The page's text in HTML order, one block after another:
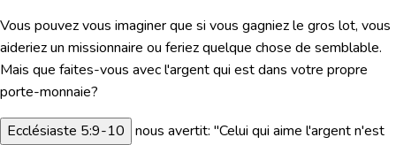
Vous pouvez vous imaginer que si vous gagniez le gros lot, vous
aideriez un missionnaire ou feriez quelque chose de semblable.
Mais que faites-vous avec l'argent qui est dans votre propre
porte-monnaie?
Ecclésiaste 5:9-10 nous avertit: "Celui qui aime l'argent n'est